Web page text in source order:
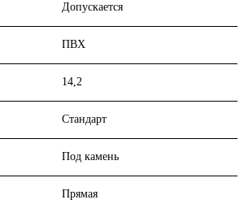
Допускается
ПВХ
14,2
Стандарт
Под камень
Прямая